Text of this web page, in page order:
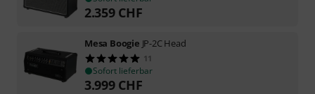
2.359 CHF
Mesa Boogie JP-2C Head
11
Sofort lieferbar
3.999 CHF